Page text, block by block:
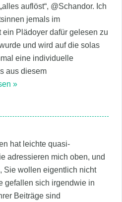
auflöst“, @Schandor. Ich
jemals im
ein Plädoyer dafür gelesen zu
und wird auf die solas
eine individuelle
aus diesem
»
hat leichte quasi-
adressieren mich oben, und
Sie wollen eigentlich nicht
gefallen sich irgendwie in
Beiträge sind